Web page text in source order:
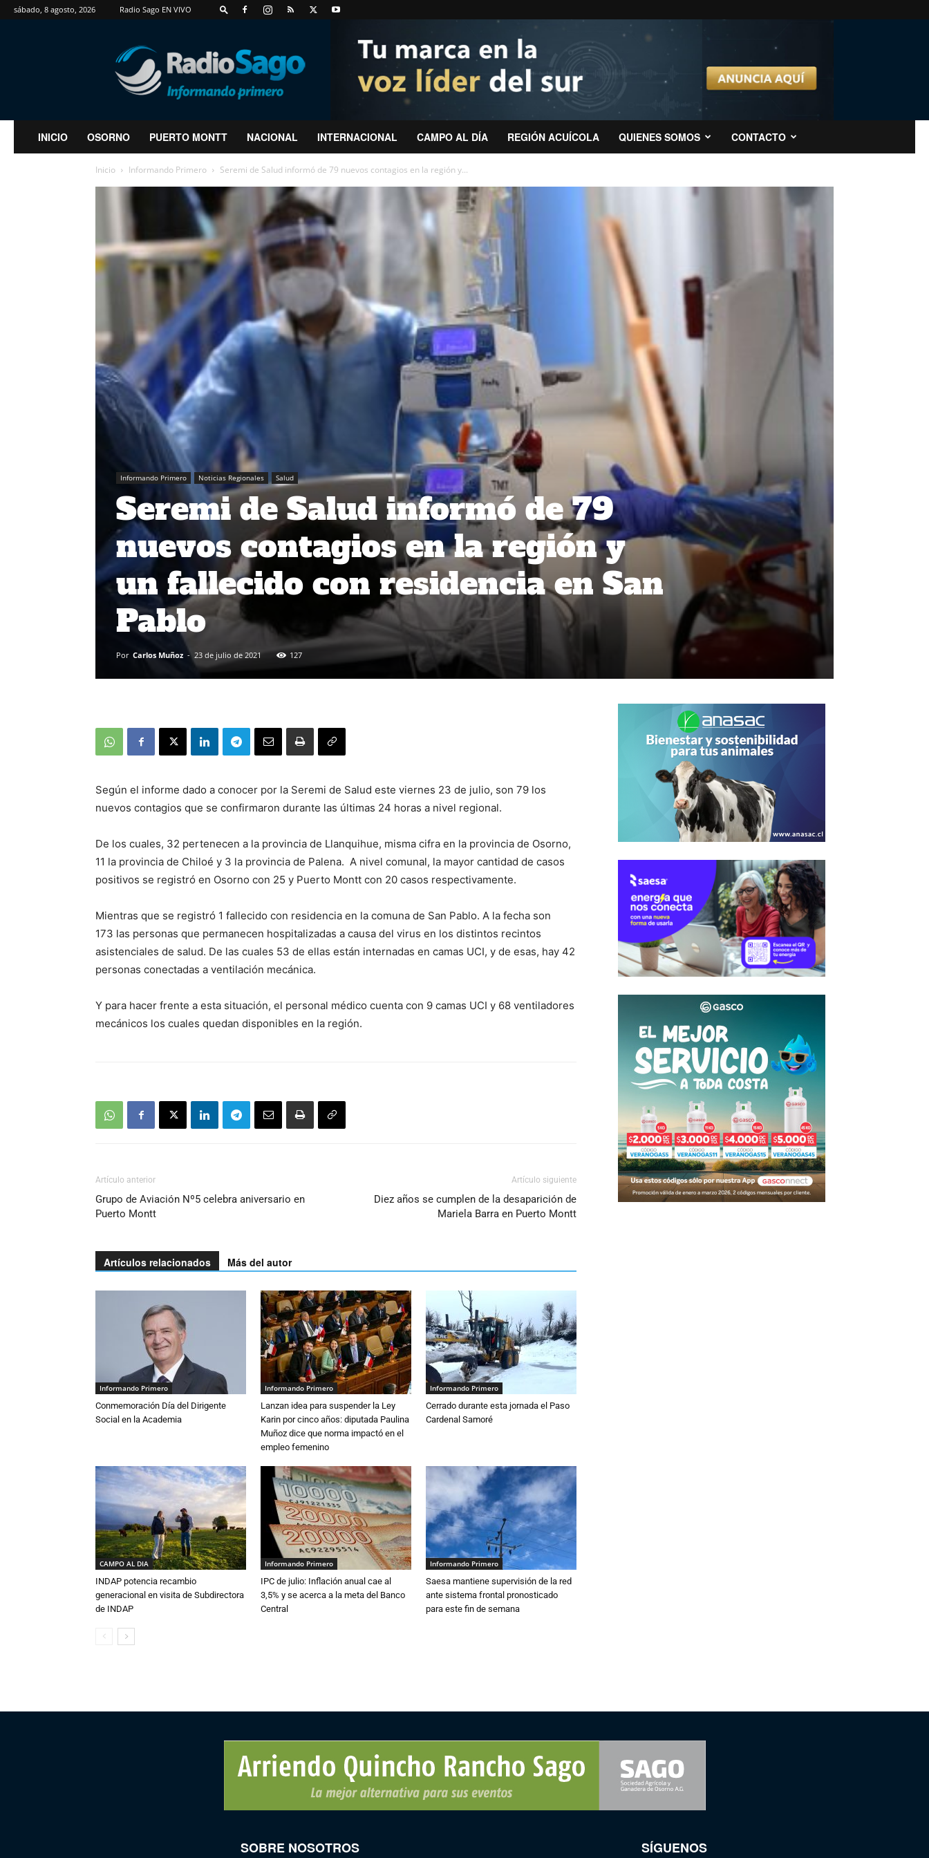
sábado, 8 agosto, 2026 Radio Sago EN VIVO
RadioSago
INICIO OSORNO PUERTO MONTT NACIONAL INTERNACIONAL CAMPO AL DÍA REGIÓN ACUÍCOLA QUIENES SOMOS CONTACTO
Inicio Informando Primero Seremi de Salud informó de 79 nuevos contagios en la región y...
Informando Primero Noticias Regionales Salud
Seremi de Salud informó de 79
nuevos contagios en la región y
un fallecido con residencia en San
Pablo
Por Carlos Muñoz - 23 de julio de 2021 127
Según el informe dado a conocer por la Seremi de Salud este viernes 23 de julio, son 79 los
nuevos contagios que se confirmaron durante las últimas 24 horas a nivel regional.
De los cuales, 32 pertenecen a la provincia de Llanquihue, misma cifra en la provincia de Osorno,
11 la provincia de Chiloé y 3 la provincia de Palena. A nivel comunal, la mayor cantidad de casos
positivos se registró en Osorno con 25 y Puerto Montt con 20 casos respectivamente.
Mientras que se registró 1 fallecido con residencia en la comuna de San Pablo. A la fecha son
173 las personas que permanecen hospitalizadas a causa del virus en los distintos recintos
asistenciales de salud. De las cuales 53 de ellas están internadas en camas UCI, y de esas, hay 42
personas conectadas a ventilación mecánica.
Y para hacer frente a esta situación, el personal médico cuenta con 9 camas UCI y 68 ventiladores
mecánicos los cuales quedan disponibles en la región.
Artículo anterior
Grupo de Aviación Nº5 celebra aniversario en
Puerto Montt
Artículo siguiente
Diez años se cumplen de la desaparición de
Mariela Barra en Puerto Montt
Artículos relacionados Más del autor
Informando Primero
Conmemoración Día del Dirigente
Social en la Academia
Informando Primero
Lanzan idea para suspender la Ley
Karin por cinco años: diputada Paulina
Muñoz dice que norma impactó en el
empleo femenino
Informando Primero
Cerrado durante esta jornada el Paso
Cardenal Samoré
CAMPO AL DIA
INDAP potencia recambio
generacional en visita de Subdirectora
de INDAP
Informando Primero
IPC de julio: Inflación anual cae al
3,5% y se acerca a la meta del Banco
Central
Informando Primero
Saesa mantiene supervisión de la red
ante sistema frontal pronosticado
para este fin de semana
SOBRE NOSOTROS SÍGUENOS